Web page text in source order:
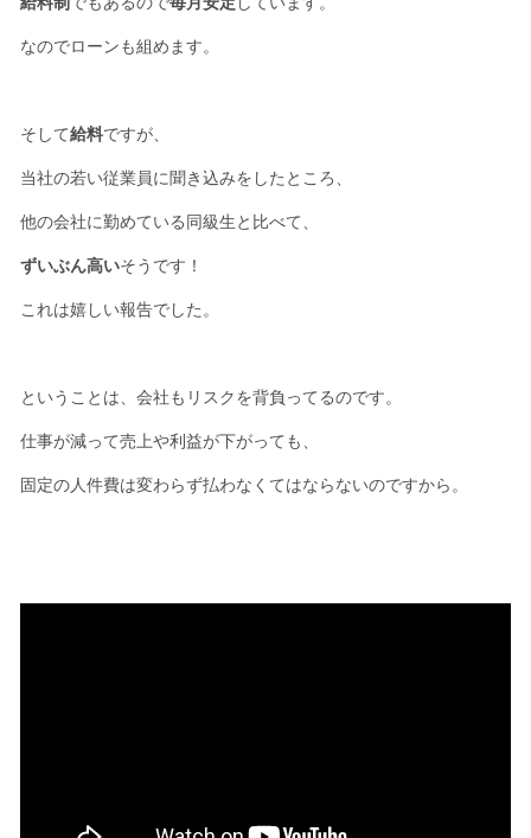
なのでローンも組めます。
そして給料ですが、
当社の若い従業員に聞き込みをしたところ、
他の会社に勤めている同級生と比べて、
ずいぶん高いそうです！
これは嬉しい報告でした。
ということは、会社もリスクを背負ってるのです。
仕事が減って売上や利益が下がっても、
固定の人件費は変わらず払わなくてはならないのですから。